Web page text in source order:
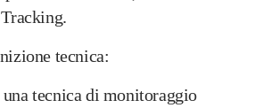
tecnica:
una tecnica di monitoraggio